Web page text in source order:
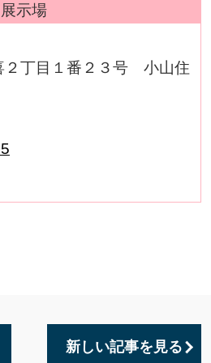
示場
２丁目１番２３号 小山住
新しい記事を見る